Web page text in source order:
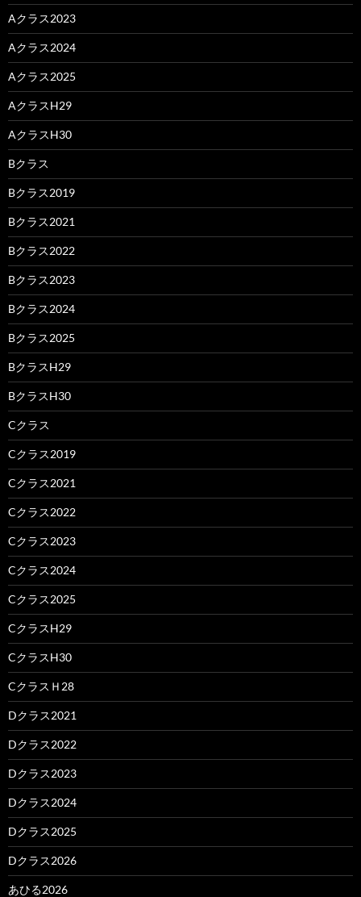
Aクラス2023
Aクラス2024
Aクラス2025
AクラスH29
AクラスH30
Bクラス
Bクラス2019
Bクラス2021
Bクラス2022
Bクラス2023
Bクラス2024
Bクラス2025
BクラスH29
BクラスH30
Cクラス
Cクラス2019
Cクラス2021
Cクラス2022
Cクラス2023
Cクラス2024
Cクラス2025
CクラスH29
CクラスH30
CクラスＨ28
Dクラス2021
Dクラス2022
Dクラス2023
Dクラス2024
Dクラス2025
Dクラス2026
あひる2026